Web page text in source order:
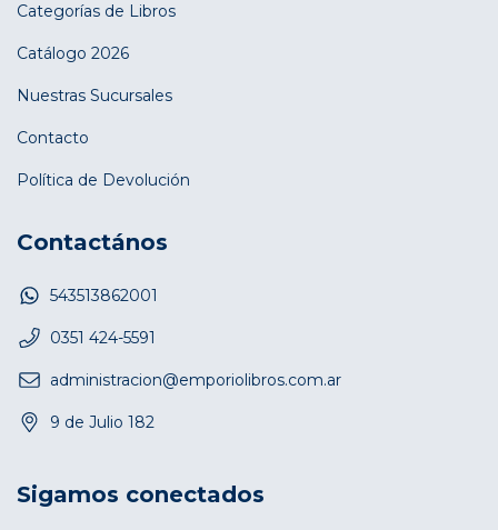
Categorías de Libros
Catálogo 2026
Nuestras Sucursales
Contacto
Política de Devolución
Contactános
543513862001
0351 424-5591
administracion@emporiolibros.com.ar
9 de Julio 182
Sigamos conectados